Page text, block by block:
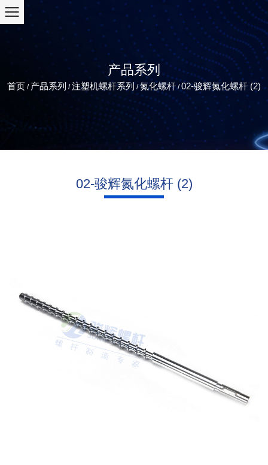
产品系列
首页 / 产品系列 /注塑机螺杆系列 /氮化螺杆/02-骏辉氮化螺杆 (2)
02-骏辉氮化螺杆 (2)